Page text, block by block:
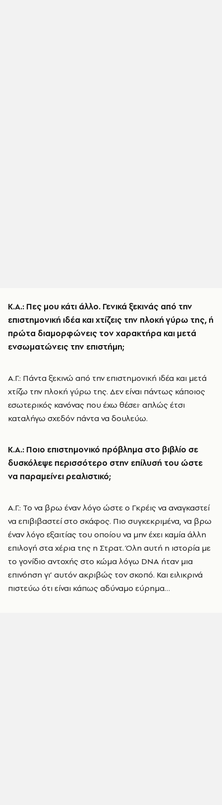
Κ.Α.: Πες μου κάτι άλλο. Γενικά ξεκινάς από την
επιστημονική ιδέα και χτίζεις την πλοκή γύρω της, ή
πρώτα διαμορφώνεις τον χαρακτήρα και μετά
ενσωματώνεις την επιστήμη;
Α.Γ.: Πάντα ξεκινώ από την επιστημονική ιδέα και μετά
χτίζω την πλοκή γύρω της. Δεν είναι πάντως κάποιος
εσωτερικός κανόνας που έχω θέσει· απλώς έτσι
καταλήγω σχεδόν πάντα να δουλεύω.
Κ.Α.: Ποιο επιστημονικό πρόβλημα στο βιβλίο σε
δυσκόλεψε περισσότερο στην επίλυσή του ώστε
να παραμείνει ρεαλιστικό;
Α.Γ.: Το να βρω έναν λόγο ώστε ο Γκρέις να αναγκαστεί
να επιβιβαστεί στο σκάφος. Πιο συγκεκριμένα, να βρω
έναν λόγο εξαιτίας του οποίου να μην έχει καμία άλλη
επιλογή στα χέρια της η Στρατ. Όλη αυτή η ιστορία με
το γονίδιο αντοχής στο κώμα λόγω DNA ήταν μια
επινόηση γι’ αυτόν ακριβώς τον σκοπό. Και ειλικρινά
πιστεύω ότι είναι κάπως αδύναμο εύρημα…